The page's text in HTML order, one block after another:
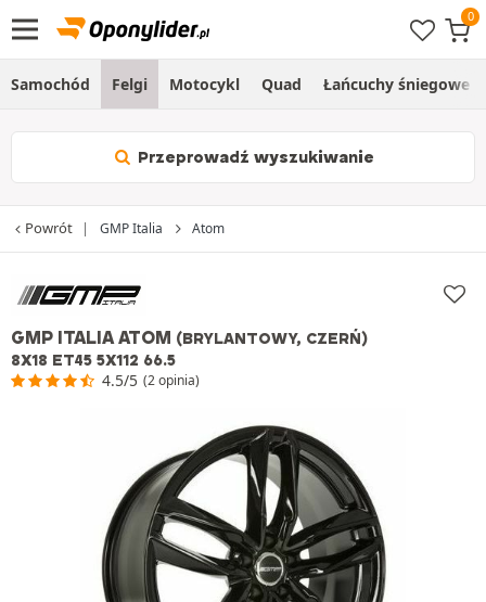
Samochód Felgi Motocykl Quad Łańcuchy śniegowe
Przeprowadź wyszukiwanie
Powrót GMP Italia Atom
GMP ITALIA ATOM (BRYLANTOWY, CZERŃ)
8X18 ET45 5X112 66.5
4.5/5 (2 opinia)